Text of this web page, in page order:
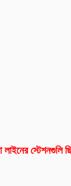
লাইনের স্টেশনগুলি